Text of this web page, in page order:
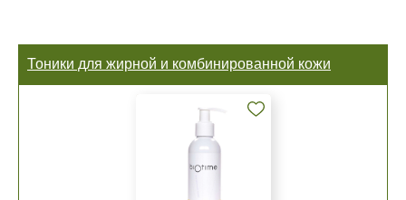
Тоники для жирной и комбинированной кожи